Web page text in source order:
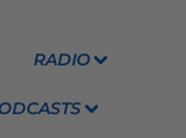
RADIO